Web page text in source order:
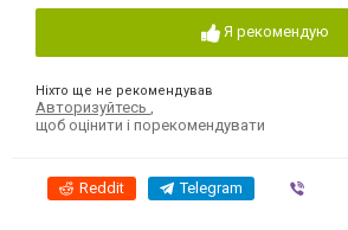
Я рекомендую
Ніхто ще не рекомендував
Авторизуйтесь
щоб оцінити і порекомендувати
Reddit Telegram